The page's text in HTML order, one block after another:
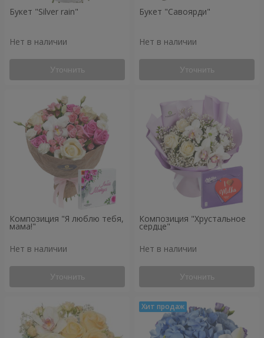
Букет "Silver rain"
Нет в наличии
Уточнить
Букет "Савоярди"
Нет в наличии
Уточнить
Композиция "Я люблю тебя,
мама!"
Нет в наличии
Уточнить
Композиция "Хрустальное
сердце"
Нет в наличии
Уточнить